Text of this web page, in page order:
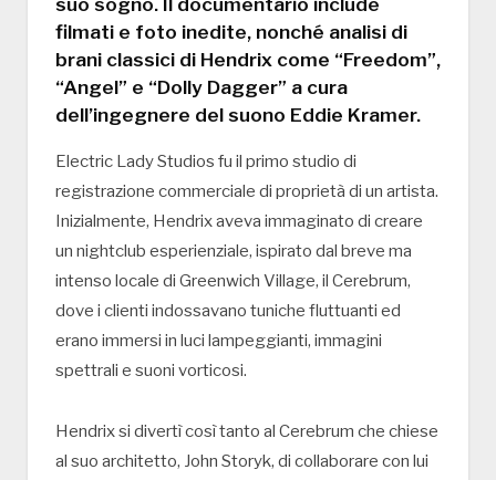
filmati e foto inedite, nonché analisi di
brani classici di Hendrix come “Freedom”,
“Angel” e “Dolly Dagger” a cura
dell’ingegnere del suono Eddie Kramer.
Electric Lady Studios fu il primo studio di
registrazione commerciale di proprietà di un artista.
Inizialmente, Hendrix aveva immaginato di creare
un nightclub esperienziale, ispirato dal breve ma
intenso locale di Greenwich Village, il Cerebrum,
dove i clienti indossavano tuniche fluttuanti ed
erano immersi in luci lampeggianti, immagini
spettrali e suoni vorticosi.
Hendrix si divertì così tanto al Cerebrum che chiese
al suo architetto, John Storyk, di collaborare con lui